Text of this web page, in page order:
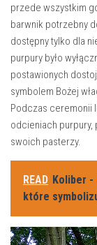
przede wszystkim
barwnik potrzebny
dostępny tylko​ dla
purpury było
postawionych
symbolem Bożej
Podczas ceremonii
odcieniach
swoich pasterzy.
READ Koliber -
które